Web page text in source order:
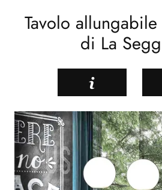
Tavolo
di La